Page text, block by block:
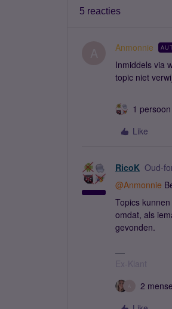
5 reacties
Anmonnie
Inmiddels via
topic niet
1
Like
RicoK Oud-
@Anmonnie
Topics
omdat, als
gevonden.
Ex-Klant
2